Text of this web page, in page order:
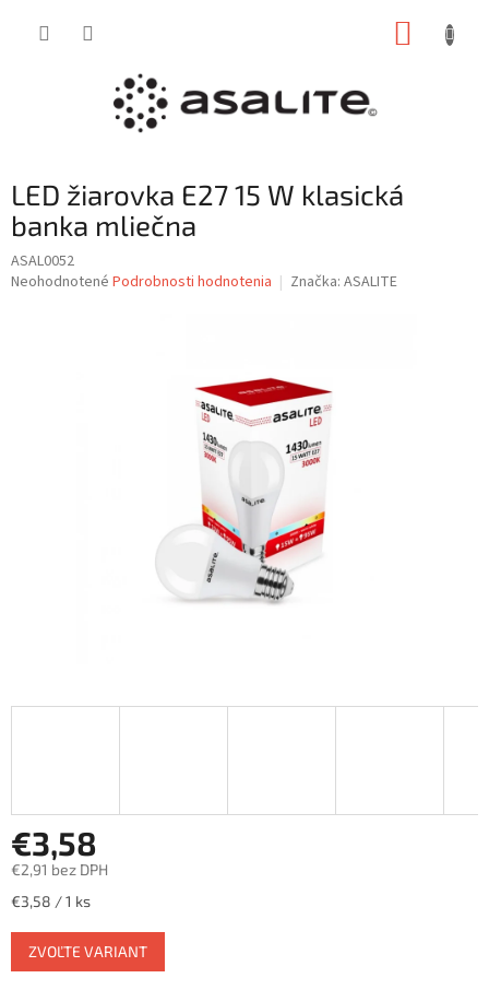
LED žiarovka E27 15 W klasická
banka mliečna
ASAL0052
Priemerné
Neohodnotené Podrobnosti hodnotenia Značka: ASALITE
€3,58
€2,91 bez DPH
Jednotková
€3,58 / 1 ks
ZVOĽTE VARIANT